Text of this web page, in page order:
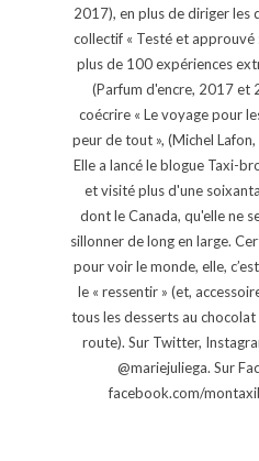
2017), en plus de diriger les
collectif « Testé et approuvé
plus de 100 expériences
(Parfum d'encre, 2017 et
coécrire « Le voyage pour
peur de tout », (Michel
Elle a lancé le blogue Taxi-
et visité plus d'une
dont le Canada, qu'elle ne
sillonner de long en large.
pour voir le monde, elle,
le « ressentir » (et,
tous les desserts au
route). Sur Twitter,
@mariejuliega. Sur
facebook.com/